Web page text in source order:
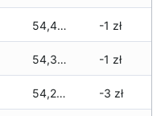
54,420 zł -1 zł
54,370 zł -1 zł
54,290 zł -3 zł